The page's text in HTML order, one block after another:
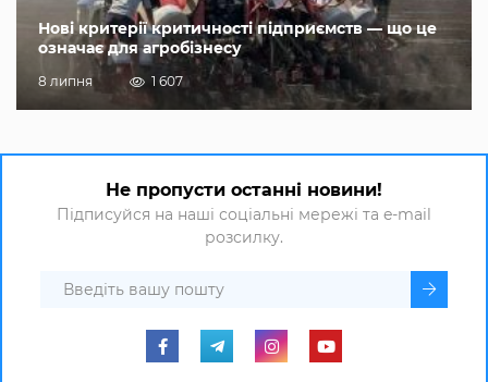
Нові критерії критичності підприємств — що це
означає для агробізнесу
8 липня 1 607
Не пропусти останні новини!
Підписуйся на наші соціальні мережі та e-mail
розсилку.